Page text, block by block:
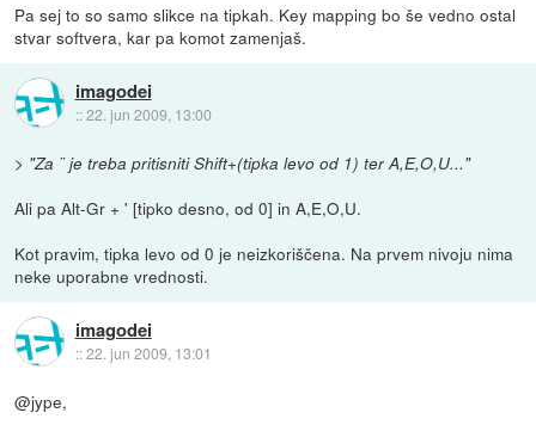
Pa sej to so samo slikce na tipkah. Key mapping bo še vedno ostal
stvar softvera, kar pa komot zamenjaš.
imagodei
::22. jun 2009, 13:00
> "Za ¨ je treba pritisniti Shift+(tipka levo od 1) ter A,E,O,U..."
Ali pa Alt-Gr + ' [tipko desno, od 0] in A,E,O,U.
Kot pravim, tipka levo od 0 je neizkoriščena. Na prvem nivoju nima
neke uporabne vrednosti.
imagodei
::22. jun 2009, 13:01
@jype,